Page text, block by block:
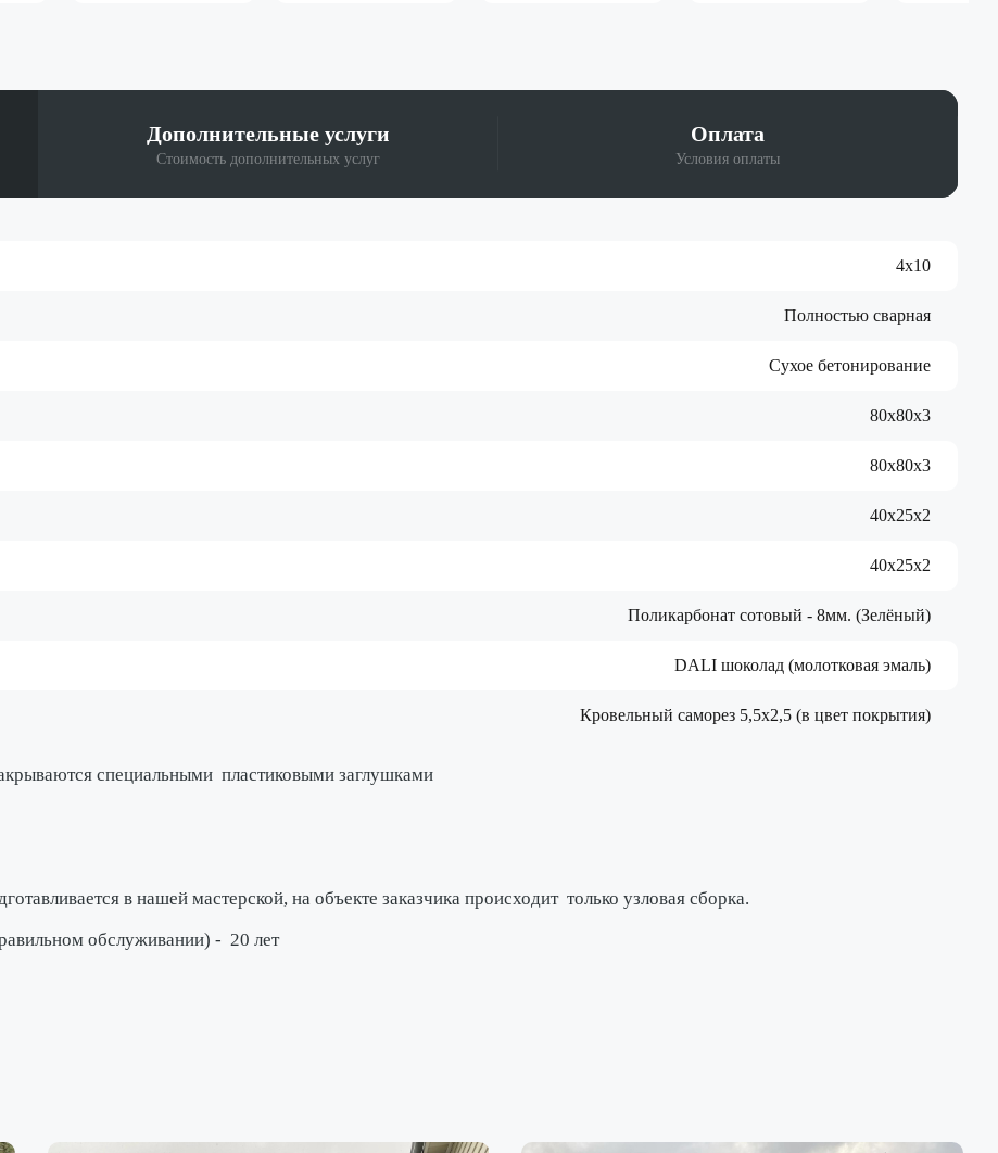
Дополнительныеуслуги
Стоимость дополнительных услуг
Оплата
Условия оплаты
4х10
Полностью сварная
Сухое бетонирование
80х80х3
80х80х3
40х25х2
40х25х2
Поликарбонат сотовый - 8мм. (Зелёный)
DALI шоколад (молотковая эмаль)
Кровельный саморез 5,5х2,5 (в цвет покрытия)
специальными пластиковыми заглушками
в нашей мастерской, на объекте заказчика происходит только узловая сборка.
обслуживании) - 20 лет